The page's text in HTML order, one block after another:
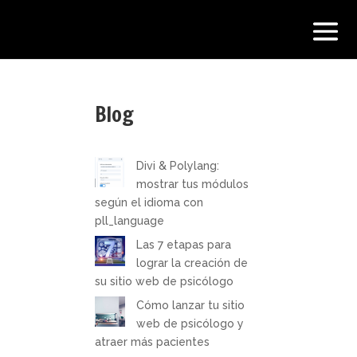
Blog
Divi & Polylang:
mostrar tus módulos
según el idioma con
pll_language
Las 7 etapas para
lograr la creación de
su sitio web de psicólogo
Cómo lanzar tu sitio
web de psicólogo y
atraer más pacientes